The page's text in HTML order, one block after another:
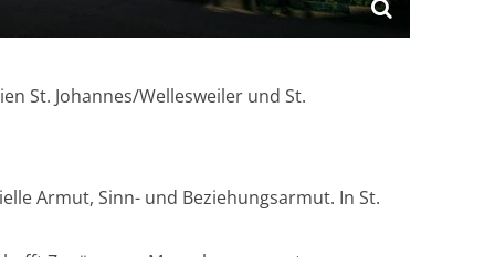
St. Johannes/Wellesweiler und St.
Armut, Sinn- und Beziehungsarmut. In St.